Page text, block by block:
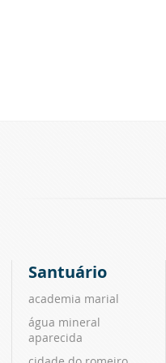
Santuário
academia marial
água mineral
aparecida